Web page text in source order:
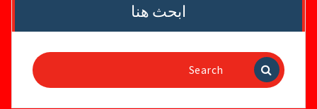
ابحث هنا
Search
for: